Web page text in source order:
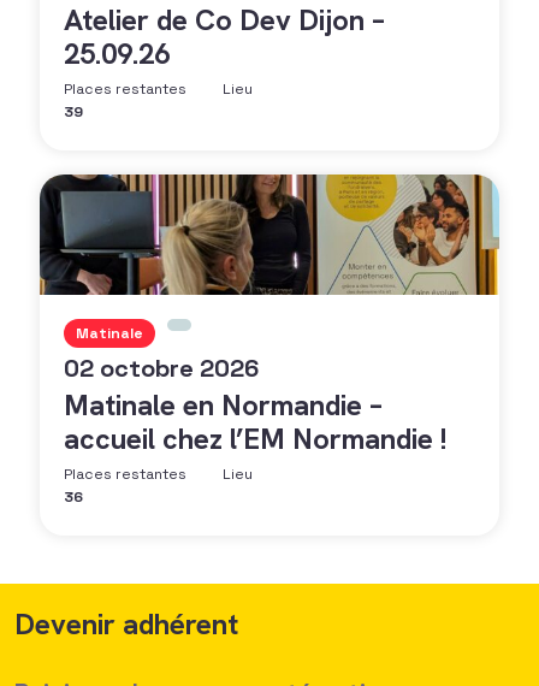
Atelier de Co Dev Dijon –
25.09.26
Places restantes
39
Lieu
Matinale
02 octobre 2026
Matinale en Normandie –
accueil chez l’EM Normandie !
Places restantes
36
Lieu
Devenir adhérent